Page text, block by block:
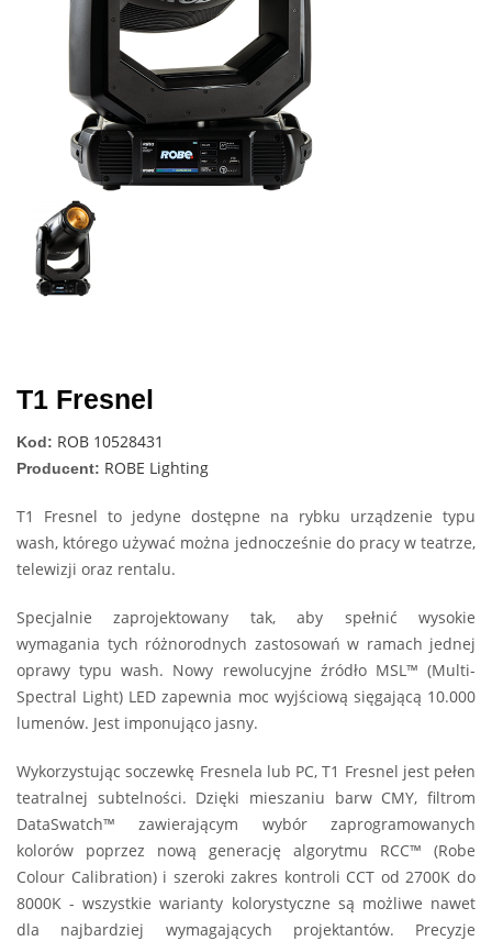
T1 Fresnel
Kod: ROB 10528431
Producent: ROBE Lighting
T1 Fresnel to jedyne dostępne na rybku urządzenie typu
wash, którego używać można jednocześnie do pracy w teatrze,
telewizji oraz rentalu.
Specjalnie zaprojektowany tak, aby spełnić wysokie
wymagania tych różnorodnych zastosowań w ramach jednej
oprawy typu wash. Nowy rewolucyjne źródło MSL™ (Multi-
Spectral Light) LED zapewnia moc wyjściową sięgającą 10.000
lumenów. Jest imponująco jasny.
Wykorzystując soczewkę Fresnela lub PC, T1 Fresnel jest pełen
teatralnej subtelności. Dzięki mieszaniu barw CMY, filtrom
DataSwatch™ zawierającym wybór zaprogramowanych
kolorów poprzez nową generację algorytmu RCC™ (Robe
Colour Calibration) i szeroki zakres kontroli CCT od 2700K do
8000K - wszystkie warianty kolorystyczne są możliwe nawet
dla najbardziej wymagających projektantów. Precyzje